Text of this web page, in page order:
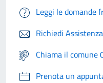
Leggi le domande
Richiedi Assistenza
Chiama il comune
Prenota un